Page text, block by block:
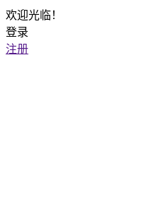
欢迎光临！
登录
注册